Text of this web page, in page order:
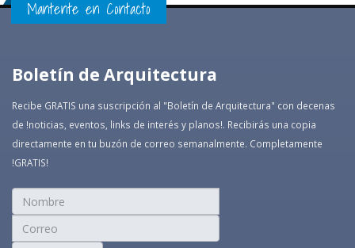
Mantente en Contacto
Boletín de Arquitectura
Recibe GRATIS una suscripción al "Boletín de Arquitectura" con decenas
de !noticias, eventos, links de interés y planos!. Recibirás una copia
directamente en tu buzón de correo semanalmente. Completamente
!GRATIS!